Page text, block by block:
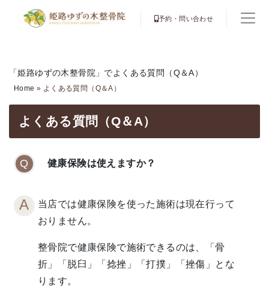
予約・問い合わせ
「姫路ゆずの木整骨院」でよくある質問（Q＆A）
Home » よくある質問（Q＆A）
よくある質問（Q＆A）
健康保険は使えますか？
当店では健康保険を使った施術は現在行って
おりません。
整骨院で健康保険で施術できるのは、「骨
折」「脱臼」「捻挫」「打撲」「挫傷」とな
ります。